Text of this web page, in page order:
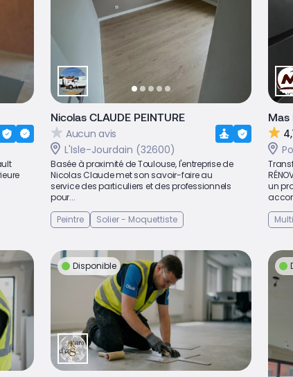
Nicolas CLAUDE PEINTURE
Aucun avis
L'Isle-Jourdain (32600)
Basée à proximité de Toulouse, l'entreprise de
Nicolas Claude met son savoir-faire au
service des particuliers et des professionnels
pour...
Peintre
Solier - Moquettiste
Mas
un
Disponible